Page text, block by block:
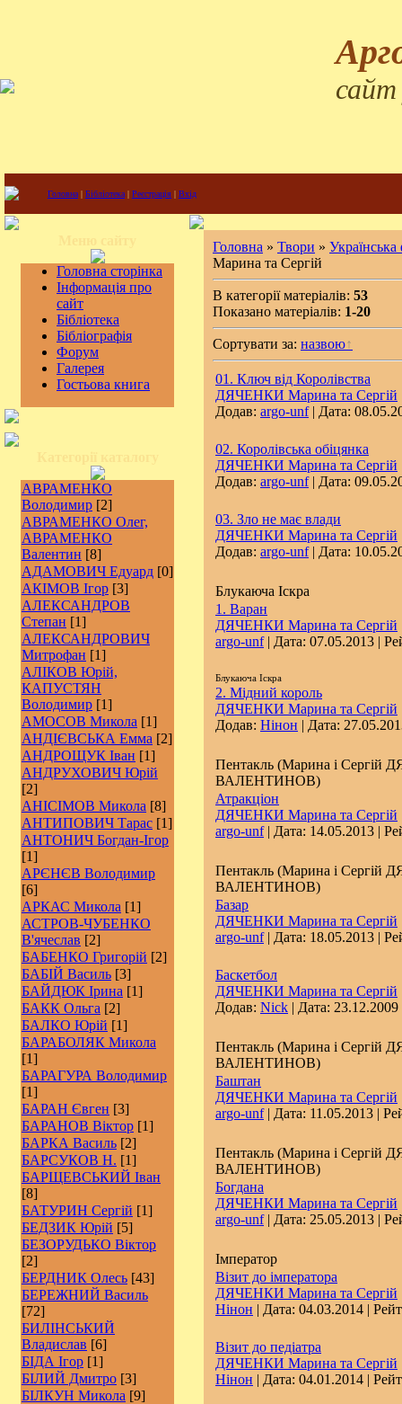
сайт
Головна | Бібліотека | Реєстрація | Вхід
Головна сторінка
Інформація про
сайт
Бібліотека
Бібліографія
Форум
Галерея
Гостьова книга
АВРАМЕНКО
Володимир [2]
АВРАМЕНКО Олег,
АВРАМЕНКО
Валентин [8]
АДАМОВИЧ Едуард [0]
АКІМОВ Ігор [3]
АЛЕКСАНДРОВ
Степан [1]
АЛЕКСАНДРОВИЧ
Митрофан [1]
АЛІКОВ Юрій,
КАПУСТЯН
Володимир [1]
АМОСОВ Микола [1]
АНДІЄВСЬКА Емма [2]
АНДРОЩУК Іван [1]
АНДРУХОВИЧ Юрій
[2]
АНІСІМОВ Микола [8]
АНТИПОВИЧ Тарас [1]
АНТОНИЧ Богдан-Ігор
[1]
АРЄНЄВ Володимир
[6]
АРКАС Микола [1]
АСТРОВ-ЧУБЕНКО
В'ячеслав [2]
БАБЕНКО Григорій [2]
БАБІЙ Василь [3]
БАЙДЮК Ірина [1]
БАКК Ольга [2]
БАЛКО Юрій [1]
БАРАБОЛЯК Микола
[1]
БАРАГУРА Володимир
[1]
БАРАН Євген [3]
БАРАНОВ Віктор [1]
БАРКА Василь [2]
БАРСУКОВ Н. [1]
БАРЩЕВСЬКИЙ Іван
[8]
БАТУРИН Сергій [1]
БЕДЗИК Юрій [5]
БЕЗОРУДЬКО Віктор
[2]
БЕРДНИК Олесь [43]
БЕРЕЖНИЙ Василь
[72]
БИЛІНСЬКИЙ
Владислав [6]
БІДА Ігор [1]
БІЛИЙ Дмитро [3]
БІЛКУН Микола [9]
Головна » Твори » Українська
Марина та Сергій
В категорії матеріалів: 53
Показано матеріалів: 1-20
Сортувати за: назвою
01. Ключ від Королівства
ДЯЧЕНКИ Марина та Сергій
Додав: argo-unf| Дата:
02. Королівська обіцянка
ДЯЧЕНКИ Марина та Сергій
Додав: argo-unf| Дата:
03. Зло не має влади
ДЯЧЕНКИ Марина та Сергій
Додав: argo-unf| Дата:
Блукаюча Іскра
1. Варан
ДЯЧЕНКИ Марина та Сергій
argo-unf| Дата: 07.05.2013 |
Блукаюча Іскра
2. Мідний король
ДЯЧЕНКИ Марина та Сергій
Додав: Нінон | Дата:
Пентакль (Марина і Сергій
ВАЛЕНТИНОВ)
Атракціон
ДЯЧЕНКИ Марина та Сергій
argo-unf| Дата: 14.05.2013 |
Пентакль (Марина і Сергій
ВАЛЕНТИНОВ)
Базар
ДЯЧЕНКИ Марина та Сергій
argo-unf| Дата: 18.05.2013 |
Баскетбол
ДЯЧЕНКИ Марина та Сергій
Додав: Nick | Дата: 23.12.2009
Пентакль (Марина і Сергій
ВАЛЕНТИНОВ)
Баштан
ДЯЧЕНКИ Марина та Сергій
argo-unf| Дата: 11.05.2013 |
Пентакль (Марина і Сергій
ВАЛЕНТИНОВ)
Богдана
ДЯЧЕНКИ Марина та Сергій
argo-unf| Дата: 25.05.2013 |
Імператор
Візит до імператора
ДЯЧЕНКИ Марина та Сергій
Нінон | Дата: 04.03.2014 |
Візит до педіатра
ДЯЧЕНКИ Марина та Сергій
Нінон | Дата: 04.01.2014 |